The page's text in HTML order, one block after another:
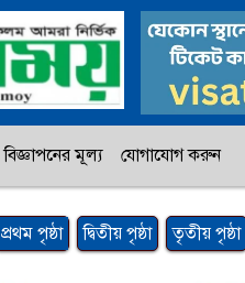
বিজ্ঞাপনের মূল্য যোগাযোগ করুন
প্রথম পৃষ্ঠা দ্বিতীয় পৃষ্ঠা তৃতীয় পৃষ্ঠা